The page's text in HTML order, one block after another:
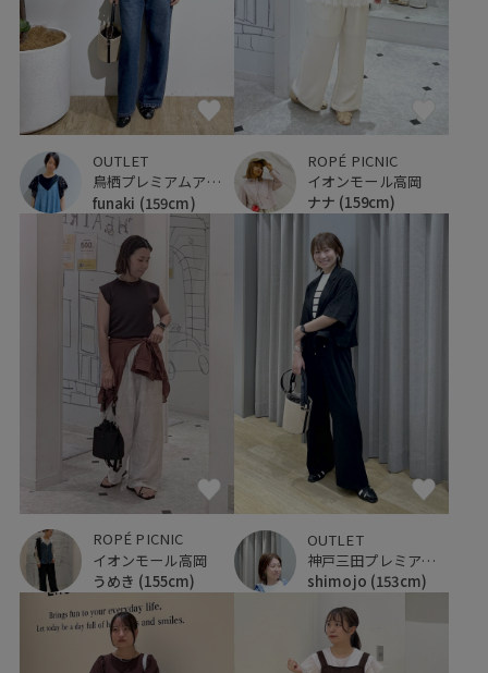
OUTLET
鳥栖プレミアムアウトレット
funaki (159cm)
ROPÉ PICNIC
イオンモール高岡
ナナ (159cm)
ROPÉ PICNIC
イオンモール高岡
うめき (155cm)
OUTLET
神戸三田プレミアム・アウトレット
shimojo (153cm)